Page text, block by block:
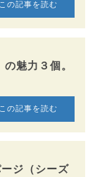
この記事を読む
魅力３個。
この記事を読む
ジ（シーズ